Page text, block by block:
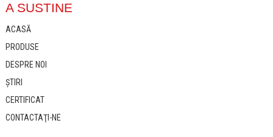
A SUSTINE
ACASĂ
PRODUSE
DESPRE NOI
ȘTIRI
CERTIFICAT
CONTACTAŢI-NE